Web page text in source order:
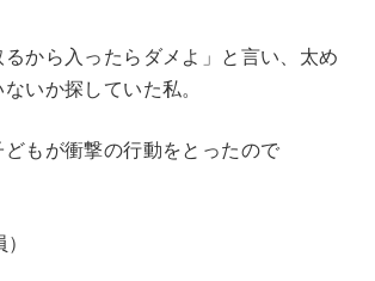
るから入ったらダメよ」と言い、太め
いか探していた私。
もが衝撃の行動をとったので